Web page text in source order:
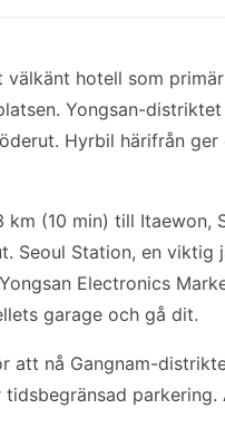
välkänt hotell som
Yongsan-
Hyrbil härifrån
(10 min) till
Seoul Station, en viktig
Electronics
garage och gå dit.
att nå Gangnam-
tidsbegränsad